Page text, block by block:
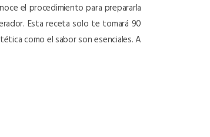
el procedimiento para prepararla
Esta receta solo te tomará 90
como el sabor son esenciales. A